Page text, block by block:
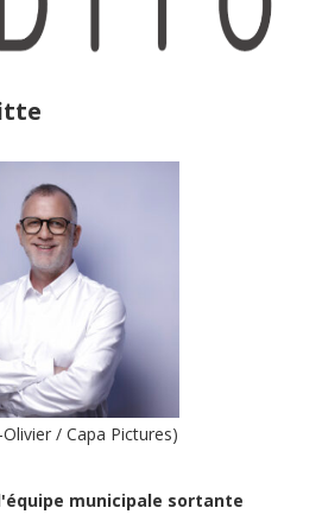
/ Capa Pictures)
municipale sortante